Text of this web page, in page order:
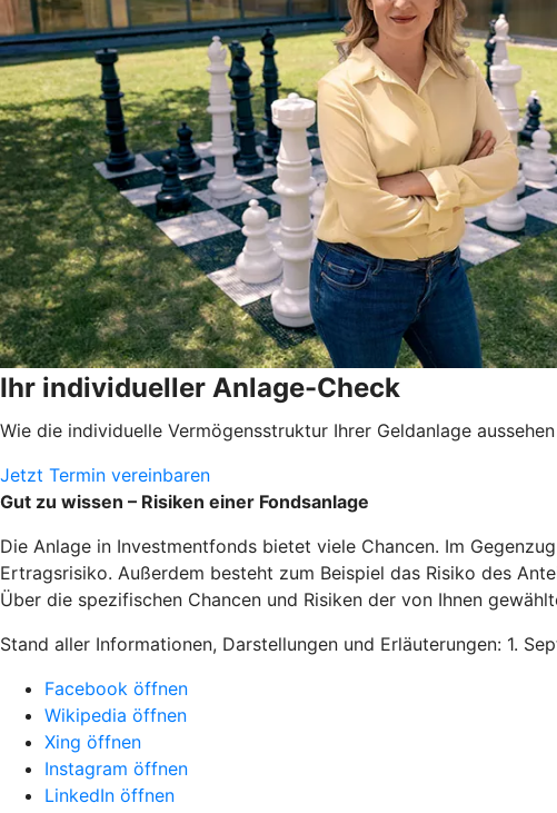
Ihr individueller Anlage-Check
Wie die individuelle Vermögensstruktur Ihrer Geldanlage
Jetzt Termin vereinbaren
Gut zu wissen – Risiken einer Fondsanlage
Die Anlage in Investmentfonds bietet viele Chancen. Im
Ertragsrisiko. Außerdem besteht zum Beispiel das Risiko des
Über die spezifischen Chancen und Risiken der von Ihnen
Stand aller Informationen, Darstellungen und Erläuterungen: 1.
Facebook öffnen
Wikipedia öffnen
Xing öffnen
Instagram öffnen
LinkedIn öffnen